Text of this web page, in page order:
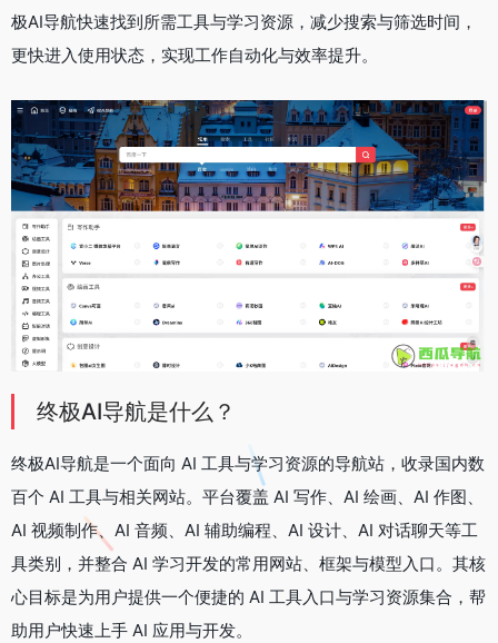
极AI导航快速找到所需工具与学习资源，减少搜索与筛选时间，
更快进入使用状态，实现工作自动化与效率提升。
终极AI导航是什么？
终极AI导航是一个面向 AI 工具与学习资源的导航站，收录国内数
百个 AI 工具与相关网站。平台覆盖 AI 写作、AI 绘画、AI 作图、
AI 视频制作、AI 音频、AI 辅助编程、AI 设计、AI 对话聊天等工
具类别，并整合 AI 学习开发的常用网站、框架与模型入口。其核
心目标是为用户提供一个便捷的 AI 工具入口与学习资源集合，帮
助用户快速上手 AI 应用与开发。